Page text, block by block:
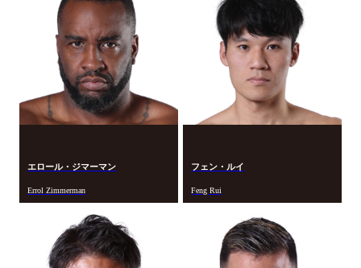
エロール・ジマーマン
Errol Zimmerman
フェン・ルイ
Feng Rui